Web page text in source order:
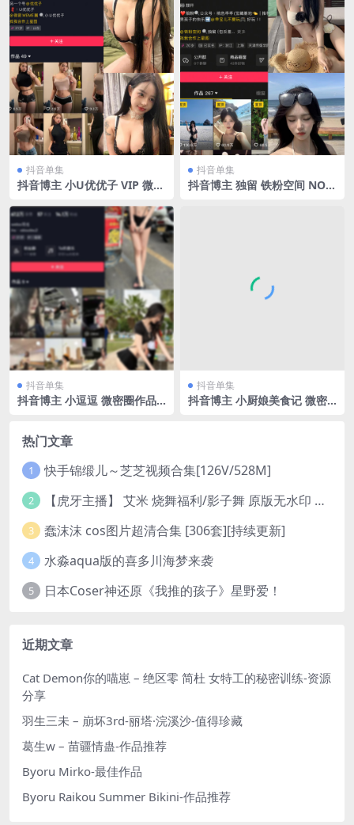
抖音单集
抖音博主 小U优优子 VIP 微密
最新至：2023.11.07
抖音单集
抖音博主 独留 铁粉空间 NO.0
抖音单集
抖音博主 小逗逗 微密圈作品
抖音单集
抖音博主 小厨娘美食记 微密
热门文章
1 快手锦缎儿～芝芝视频合集[126V/528M]
2 【虎牙主播】 艾米 烧舞福利/影子舞 原版无水印 （1v/130m）
3 蠢沫沫 cos图片超清合集 [306套][持续更新]
4 水淼aqua版的喜多川海梦来袭
5 日本Coser神还原《我推的孩子》星野爱！
近期文章
Cat Demon你的喵崽 – 绝区零 简杜 女特工的秘密训练-资源
分享
羽生三未 – 崩坏3rd-丽塔·浣溪沙-值得珍藏
葛生w – 苗疆情蛊-作品推荐
Byoru Mirko-最佳作品
Byoru Raikou Summer Bikini-作品推荐